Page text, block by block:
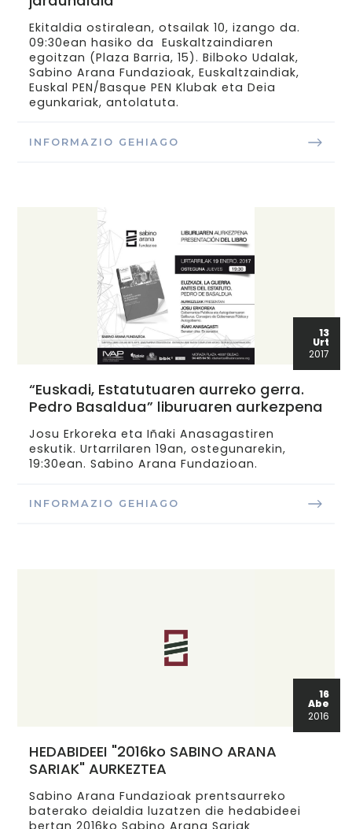
Ekitaldia ostiralean, otsailak 10, izango da.
09:30ean hasiko da Euskaltzaindiaren
egoitzan (Plaza Barria, 15). Bilboko Udalak,
Sabino Arana Fundazioak, Euskaltzaindiak,
Euskal PEN/Basque PEN Klubak eta Deia
egunkariak, antolatuta.
INFORMAZIO GEHIAGO
13
Urt
2017
“Euskadi, Estatutuaren aurreko gerra.
Pedro Basaldua” liburuaren aurkezpena
Josu Erkoreka eta Iñaki Anasagastiren
eskutik. Urtarrilaren 19an, ostegunarekin,
19:30ean. Sabino Arana Fundazioan.
INFORMAZIO GEHIAGO
16
Abe
2016
HEDABIDEEI "2016ko SABINO ARANA
SARIAK" AURKEZTEA
Sabino Arana Fundazioak prentsaurreko
baterako deialdia luzatzen die hedabideei